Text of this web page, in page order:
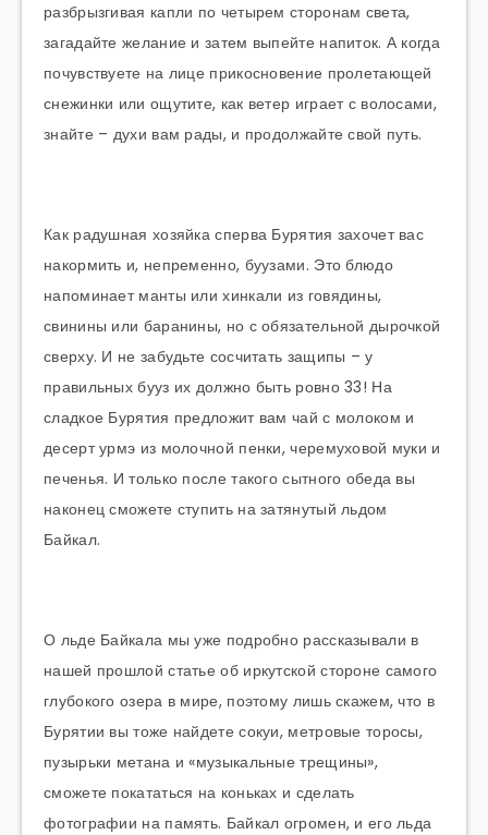
разбрызгивая капли по четырем сторонам света,
загадайте желание и затем выпейте напиток. А когда
почувствуете на лице прикосновение пролетающей
снежинки или ощутите, как ветер играет с волосами,
знайте – духи вам рады, и продолжайте свой путь.
Как радушная хозяйка сперва Бурятия захочет вас
накормить и, непременно, буузами. Это блюдо
напоминает манты или хинкали из говядины,
свинины или баранины, но с обязательной дырочкой
сверху. И не забудьте сосчитать защипы – у
правильных бууз их должно быть ровно 33! На
сладкое Бурятия предложит вам чай с молоком и
десерт урмэ из молочной пенки, черемуховой муки и
печенья. И только после такого сытного обеда вы
наконец сможете ступить на затянутый льдом
Байкал.
О льде Байкала мы уже подробно рассказывали в
нашей прошлой статье об иркутской стороне самого
глубокого озера в мире, поэтому лишь скажем, что в
Бурятии вы тоже найдете сокуи, метровые торосы,
пузырьки метана и «музыкальные трещины»,
сможете покататься на коньках и сделать
фотографии на память. Байкал огромен, и его льда